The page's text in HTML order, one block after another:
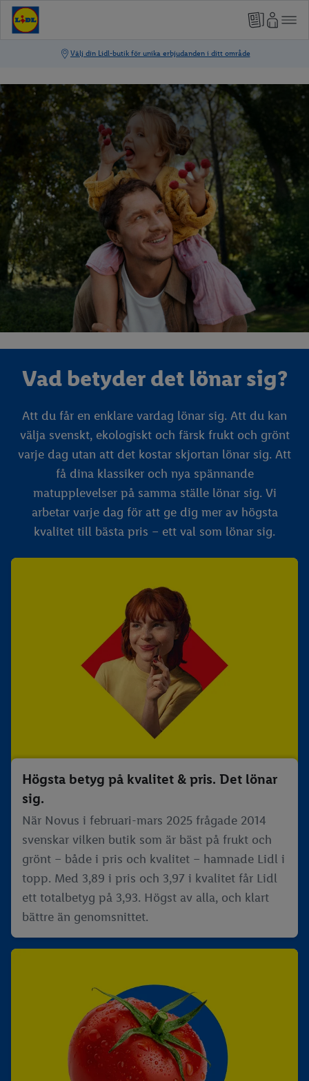
Vad betyder det lönar sig?
Att du får en enklare vardag lönar sig. Att du kan
välja svenskt, ekologiskt och färsk frukt och grönt
varje dag utan att det kostar skjortan lönar sig. Att
få dina klassiker och nya spännande
matupplevelser på samma ställe lönar sig. Vi
arbetar varje dag för att ge dig mer av högsta
kvalitet till bästa pris – ett val som lönar sig.
Högsta betyg på kvalitet & pris. Det lönar
sig.
När Novus i februari-mars 2025 frågade 2014
svenskar vilken butik som är bäst på frukt och
grönt – både i pris och kvalitet – hamnade Lidl i
topp. Med 3,89 i pris och 3,97 i kvalitet får Lidl
ett totalbetyg på 3,93. Högst av alla, och klart
bättre än genomsnittet.